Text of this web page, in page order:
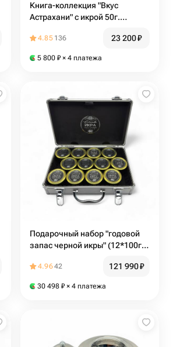
Книга-коллекция "Вкус
Астрахани" с икрой 50г.
4.85 136 23 200₽
5 800 ₽ × 4 платежа
Подарочный набор "годовой
запас черной икры" (12*100гр
кейсе)
4.9642 121 990₽
30 498 ₽ × 4 платежа